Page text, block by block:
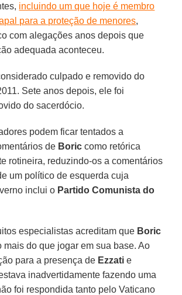
incluindo um que hoje é membro
para a proteção de menores,
com alegações anos depois que
adequada aconteceu.
culpado e removido do
Sete anos depois, ele foi
do sacerdócio.
podem ficar tentados a
de Boric como retórica
rotineira, reduzindo-os a comentários
um político de esquerda cuja
inclui o Partido Comunista do
especialistas acreditam que Boric
mais do que jogar em sua base. Ao
para a presença de Ezzati e
inadvertidamente fazendo uma
foi respondida tanto pelo Vaticano